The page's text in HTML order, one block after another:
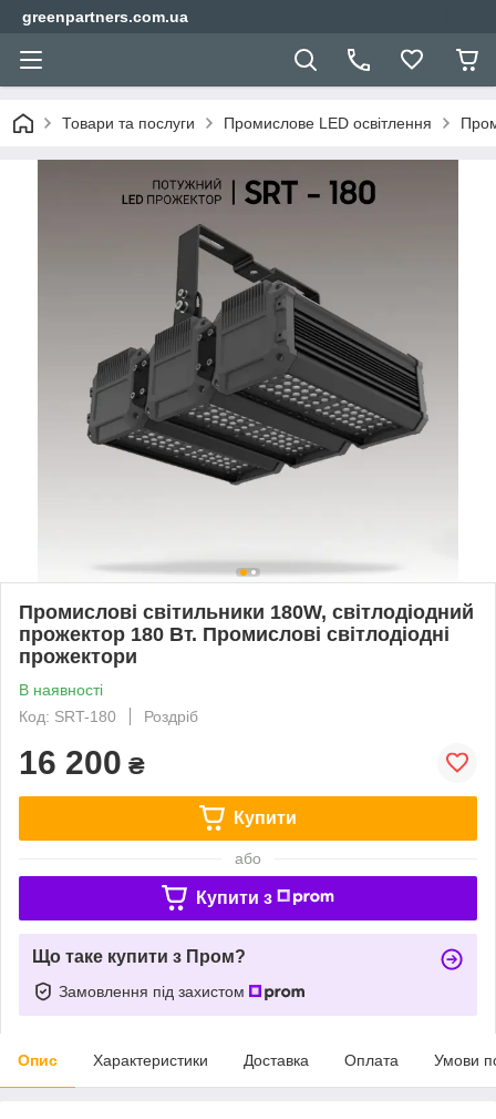
greenpartners.com.ua
Товари та послуги Промислове LED освітлення
Промислові світильники 180W, світлодіодний
прожектор 180 Вт. Промислові світлодіодні
прожектори
В наявності
Код: SRT-180
Роздріб
16 200 ₴
Купити
або
Купити з
Що таке купити з Пром?
Замовлення під захистом
Опис Характеристики Доставка Оплата Умови